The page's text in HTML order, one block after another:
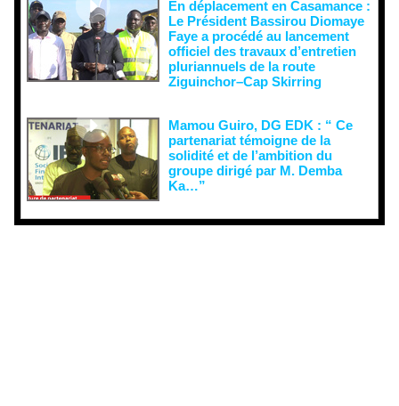
En déplacement en Casamance :
Le Président Bassirou Diomaye
Faye a procédé au lancement
officiel des travaux d’entretien
pluriannuels de la route
Ziguinchor–Cap Skirring
Mamou Guiro, DG EDK : “ Ce
partenariat témoigne de la
solidité et de l’ambition du
groupe dirigé par M. Demba
Ka…”